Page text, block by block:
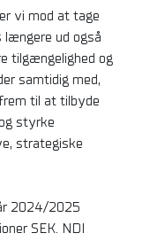
vi mod at tage
længere ud også
tilgængelighed og
samtidig med,
til at tilbyde
styrke
strategiske
2024/2025
SEK. NDI